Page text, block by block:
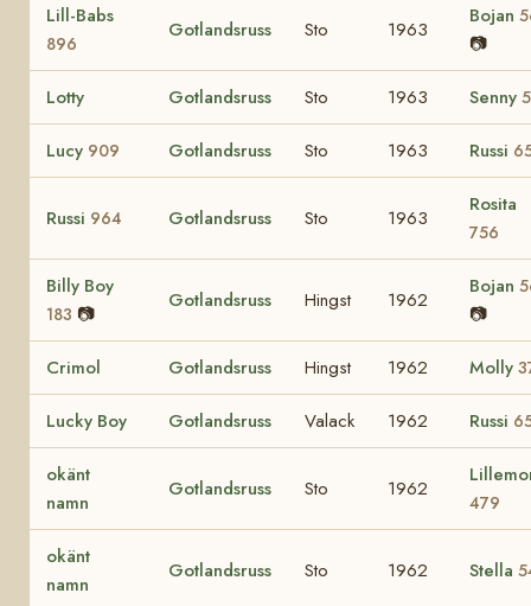
Lill-Babs
896
Gotlandsruss Sto 1963
Bojan
📷
Lotty Gotlandsruss Sto 1963 Senny
Lucy 909 Gotlandsruss Sto 1963 Russi
Russi 964 Gotlandsruss Sto 1963
Rosita
756
Billy Boy
183 📷
Gotlandsruss Hingst 1962
Bojan
📷
Crimol Gotlandsruss Hingst 1962 Molly
Lucky Boy Gotlandsruss Valack 1962 Russi
okänt
namn
Gotlandsruss Sto 1962
479
okänt
namn
Gotlandsruss Sto 1962 Stella